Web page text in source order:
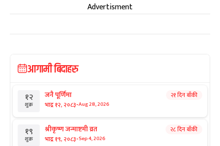
Advertisment
आगामी बिदाहरु
१२
शुक्र
जनै पूर्णिमा
भाद्र १२, २०८३-Aug 28, 2026
२१ दिन बाँकी
१९
शुक्र
श्रीकृष्ण जन्माष्टमी व्रत
भाद्र १९, २०८३-Sep 4, 2026
२८ दिन बाँकी